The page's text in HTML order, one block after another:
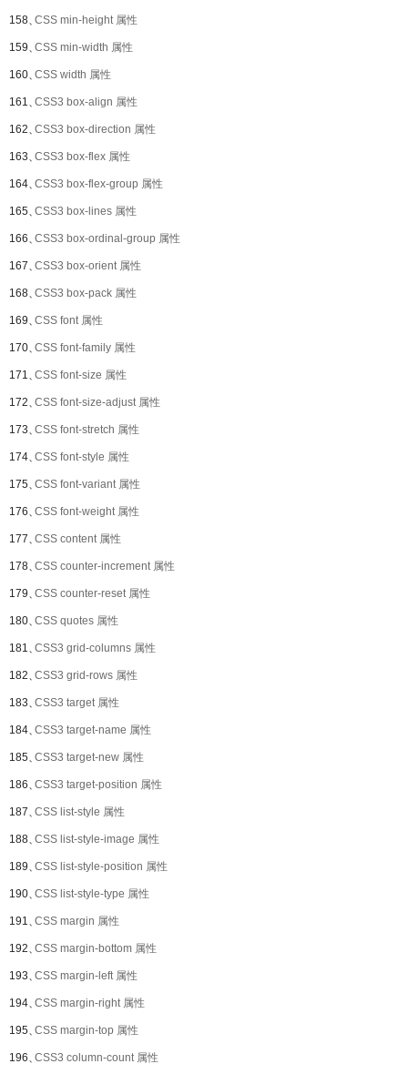
158、CSS min-height 属性
159、CSS min-width 属性
160、CSS width 属性
161、CSS3 box-align 属性
162、CSS3 box-direction 属性
163、CSS3 box-flex 属性
164、CSS3 box-flex-group 属性
165、CSS3 box-lines 属性
166、CSS3 box-ordinal-group 属性
167、CSS3 box-orient 属性
168、CSS3 box-pack 属性
169、CSS font 属性
170、CSS font-family 属性
171、CSS font-size 属性
172、CSS font-size-adjust 属性
173、CSS font-stretch 属性
174、CSS font-style 属性
175、CSS font-variant 属性
176、CSS font-weight 属性
177、CSS content 属性
178、CSS counter-increment 属性
179、CSS counter-reset 属性
180、CSS quotes 属性
181、CSS3 grid-columns 属性
182、CSS3 grid-rows 属性
183、CSS3 target 属性
184、CSS3 target-name 属性
185、CSS3 target-new 属性
186、CSS3 target-position 属性
187、CSS list-style 属性
188、CSS list-style-image 属性
189、CSS list-style-position 属性
190、CSS list-style-type 属性
191、CSS margin 属性
192、CSS margin-bottom 属性
193、CSS margin-left 属性
194、CSS margin-right 属性
195、CSS margin-top 属性
196、CSS3 column-count 属性